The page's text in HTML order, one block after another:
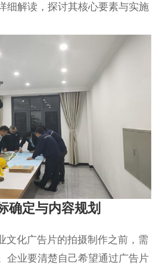
细解读，探讨其核心要素与实施
确定与内容规划
文化广告片的拍摄制作之前，需
企业要清楚自己希望通过广告片